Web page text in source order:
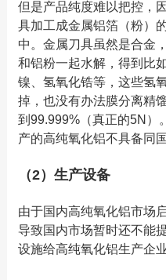
但是产品纯度难以把控，
具加工成金属铝箔（粉）
中。金属刀具虽然是合金
和铝粉一起水解，得到比
镍、氢氧化锆等，这些氢
掉，也没有办法膜分离精
到99.999%（真正的5N）
产的高纯氧化铝不具备同
（2）生产设备
由于国内高纯氧化铝市场
导致国内市场暂时还不能
设施给高纯氧化铝生产企业